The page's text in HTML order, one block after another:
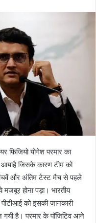
फिजियो योगेश परमार का
आयाहै जिसके कारण टीम को
और अंतिम टेस्ट मैच से पहले
मजबूर होना पड़ा। भारतीय
पीटीआई को इसकी जानकारी
गयी है। परमार के पॉजिटिव आने